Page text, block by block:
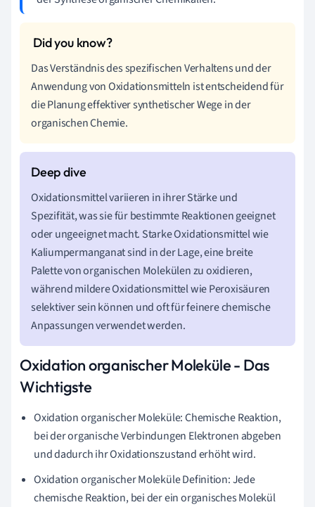
Das Verständnis des spezifischen Verhaltens und der
Anwendung von Oxidationsmitteln ist entscheidend für
die Planung effektiver synthetischer Wege in der
organischen Chemie.
Oxidationsmittel variieren in ihrer Stärke und
Spezifität, was sie für bestimmte Reaktionen geeignet
oder ungeeignet macht. Starke Oxidationsmittel wie
Kaliumpermanganat sind in der Lage, eine breite
Palette von organischen Molekülen zu oxidieren,
während mildere Oxidationsmittel wie Peroxisäuren
selektiver sein können und oft für feinere chemische
Anpassungen verwendet werden.
Oxidation organischer Moleküle - Das
Wichtigste
Oxidation organischer Moleküle: Chemische Reaktion,
bei der organische Verbindungen Elektronen abgeben
und dadurch ihr Oxidationszustand erhöht wird.
Oxidation organischer Moleküle Definition: Jede
chemische Reaktion, bei der ein organisches Molekül